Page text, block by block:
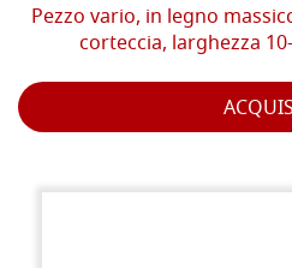
Pezzo vario, in legno
corteccia, larghezza